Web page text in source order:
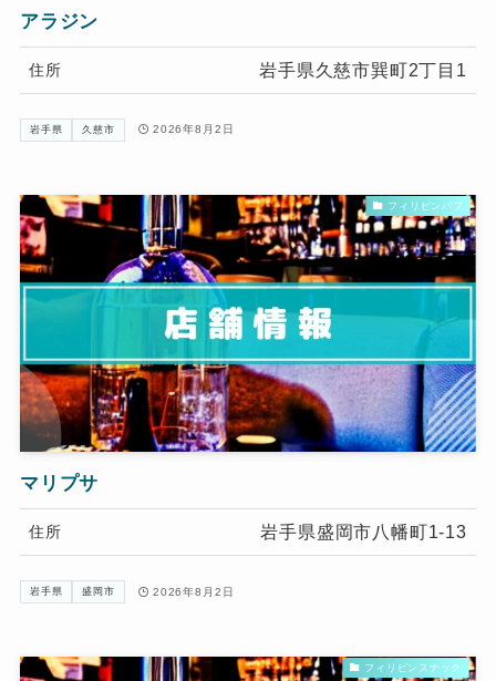
アラジン
住所 岩手県久慈市巽町2丁目1
岩手県 久慈市 2026年8月2日
フィリピンパブ
マリプサ
住所 岩手県盛岡市八幡町1-13
岩手県 盛岡市 2026年8月2日
フィリピンスナック